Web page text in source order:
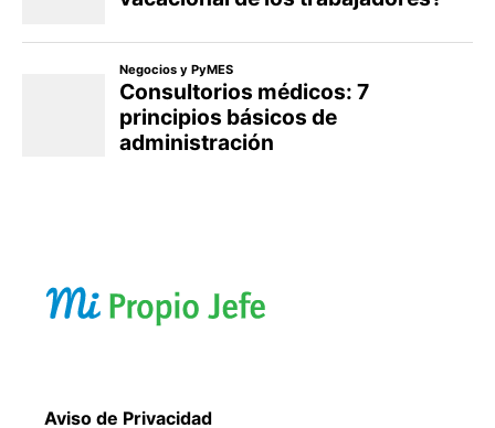
Aviso de Privacidad